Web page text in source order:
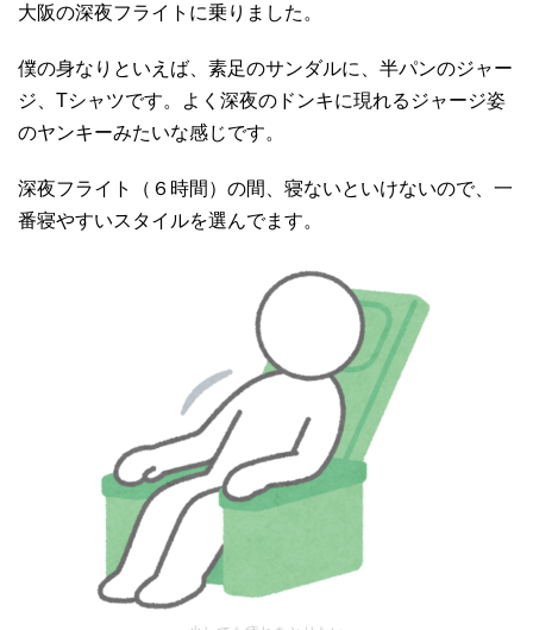
大阪の深夜フライトに乗りました。
僕の身なりといえば、素足のサンダルに、半パンのジャー
ジ、Tシャツです。よく深夜のドンキに現れるジャージ姿
のヤンキーみたいな感じです。
深夜フライト（６時間）の間、寝ないといけないので、一
番寝やすいスタイルを選んでます。